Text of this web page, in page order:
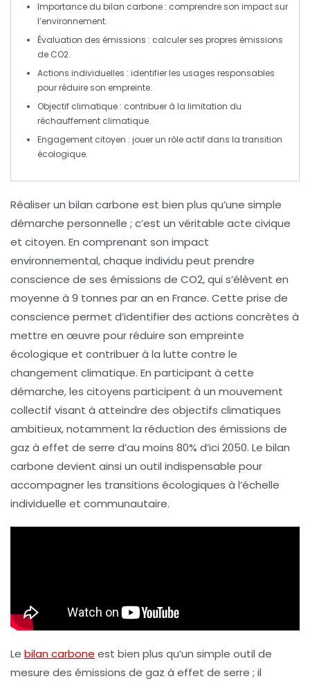
Importance du bilan carbone : comprendre son impact sur
l’environnement.
Évaluation des émissions : calculer ses propres émissions
de CO2.
Actions individuelles : identifier les usages responsables
pour réduire son empreinte.
Objectif climatique : contribuer à la limitation du
réchauffement climatique.
Engagement citoyen : jouer un rôle actif dans la transition
écologique.
Réaliser un bilan carbone est bien plus qu’une simple
démarche personnelle ; c’est un véritable acte civique
et citoyen. En comprenant son impact
environnemental, chaque individu peut prendre
conscience de ses émissions de CO2, qui s’élèvent en
moyenne à 9 tonnes par an en France. Cette prise de
conscience permet d’identifier des actions concrètes à
mettre en œuvre pour réduire son empreinte
écologique et contribuer à la lutte contre le
changement climatique. En participant à cette
démarche, les citoyens participent à un mouvement
collectif visant à atteindre des objectifs climatiques
ambitieux, notamment la réduction des émissions de
gaz à effet de serre d’au moins 80% d’ici 2050. Le bilan
carbone devient ainsi un outil indispensable pour
accompagner les transitions écologiques à l’échelle
individuelle et communautaire.
Le bilan carbone est bien plus qu’un simple outil de
mesure des émissions de gaz à effet de serre ; il